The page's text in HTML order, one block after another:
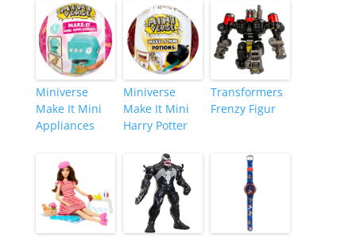
Miniverse
Make It Mini
Appliances
Miniverse
Make It Mini
Harry Potter
Transformers
Frenzy Figur